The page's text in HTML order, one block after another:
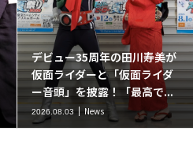
デビュー35周年の田川寿美が
仮面ライダーと「仮面ライダ
ー音頭」を披露！「最高で...
2026.08.03 News